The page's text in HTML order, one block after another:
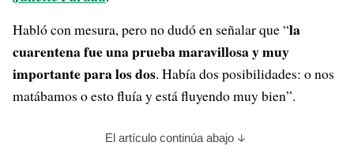
Habló con mesura, pero no dudó en señalar que “la
cuarentena fue una prueba maravillosa y muy
importante para los dos. Había dos posibilidades: o nos
matábamos o esto fluía y está fluyendo muy bien”.
El artículo continúa abajo